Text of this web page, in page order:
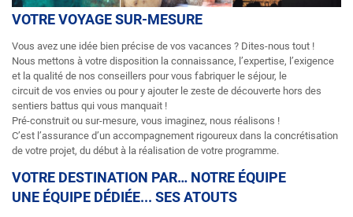
VOTRE VOYAGE SUR-MESURE
Vous avez une idée bien précise de vos vacances ? Dites-nous tout !
Nous mettons à votre disposition la connaissance, l’expertise, l’exigence
et la qualité de nos conseillers pour vous fabriquer le séjour, le
circuit de vos envies ou pour y ajouter le zeste de découverte hors des
sentiers battus qui vous manquait !
Pré-construit ou sur-mesure, vous imaginez, nous réalisons !
C’est l’assurance d’un accompagnement rigoureux dans la concrétisation
de votre projet, du début à la réalisation de votre programme.
VOTRE DESTINATION PAR… NOTRE ÉQUIPE
UNE ÉQUIPE DÉDIÉE... SES ATOUTS